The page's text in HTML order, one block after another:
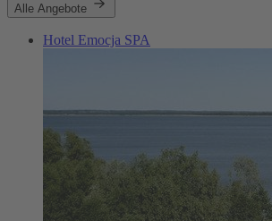
Alle Angebote
Hotel Emocja SPA